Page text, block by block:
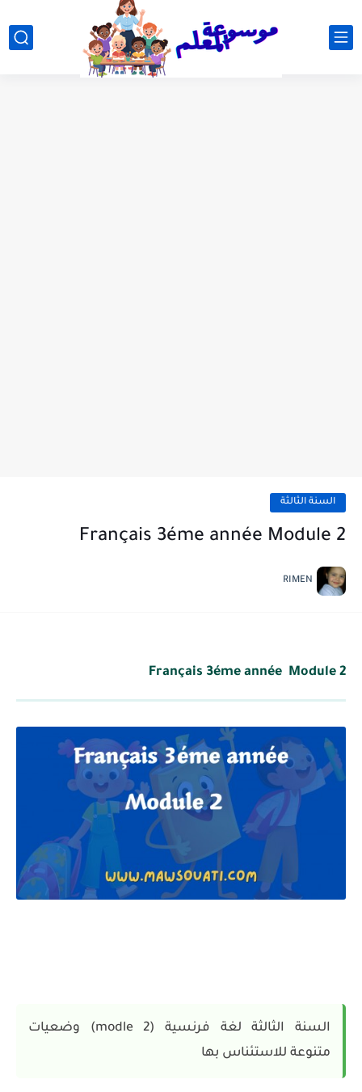
السنة الثالثة
Français 3éme année Module 2
RIMEN
Français 3éme année Module 2
السنة الثالثة لغة فرنسية (modle 2) وضعيات
متنوعة للاستئناس بها